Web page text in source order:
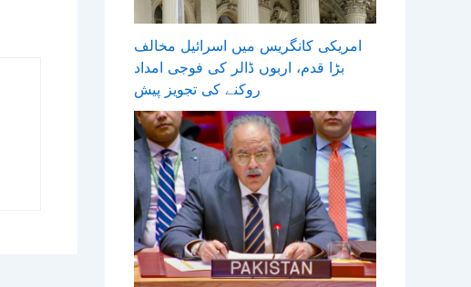
امریکی کانگریس میں اسرائیل مخالف
بڑا قدم، اربوں ڈالر کی فوجی امداد
روکنے کی تجویز پیش